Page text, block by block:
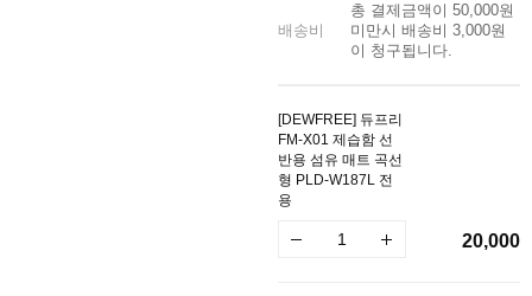
배송비
총 결제금액이 50,000원
미만시 배송비 3,000원
이 청구됩니다.
[DEWFREE] 듀프리
FM-X01 제습함 선
반용 섬유 매트 곡선
형 PLD-W187L 전
용
20,000